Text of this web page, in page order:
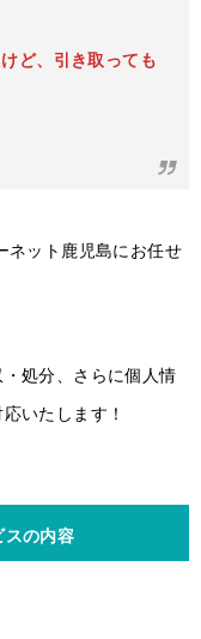
ど、引き取っても
ネット鹿児島にお任せ
処分、さらに個人情
いたします！
スの内容